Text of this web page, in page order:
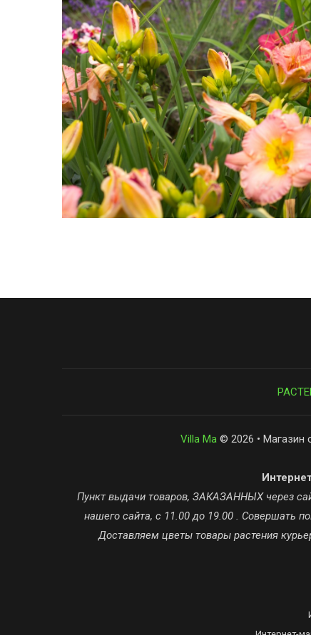
Villa Ma© 2026 • Магазин
Пункт выдачи товаров, ЗАКАЗАННЫХ через
нашего сайта, с 11.00 до 19.00 . Совершать
Доставляем цветы товары растения